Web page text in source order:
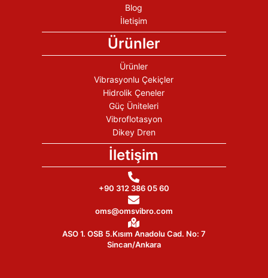
Blog
İletişim
Ürünler
Ürünler
Vibrasyonlu Çekiçler
Hidrolik Çeneler
Güç Üniteleri
Vibroflotasyon
Dikey Dren
İletişim
+90 312 386 05 60
oms@omsvibro.com
ASO 1. OSB 5.Kısım Anadolu Cad. No: 7
Sincan/Ankara